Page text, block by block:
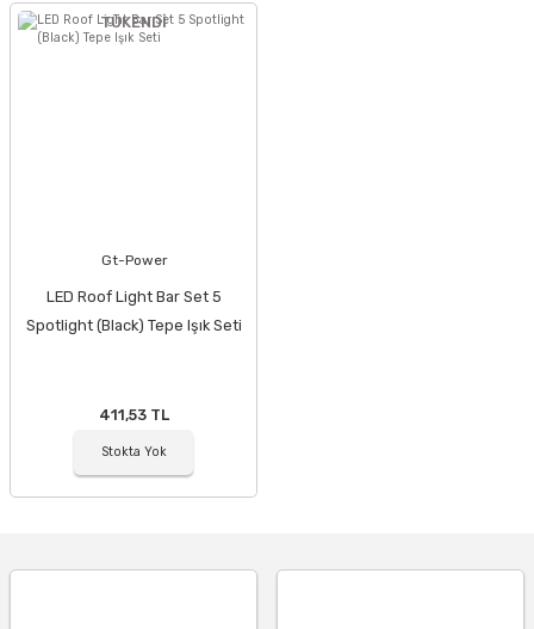
TÜKENDİ
Gt-Power
LED Roof Light Bar Set 5
Spotlight (Black) Tepe Işık Seti
411,53 TL
Stokta Yok